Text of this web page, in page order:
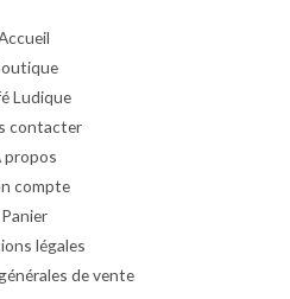
Ludique
contacter
propos
compte
Panier
légales
de vente